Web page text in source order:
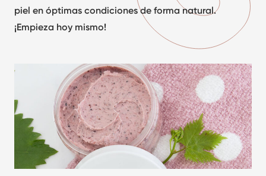
piel en óptimas condiciones de forma natural.
¡Empieza hoy mismo!